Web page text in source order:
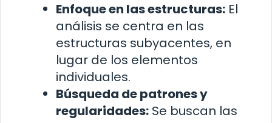
Enfoque en las estructuras: El
análisis se centra en las
estructuras subyacentes, en
lugar de los elementos
individuales.
Búsqueda de patrones y
regularidades: Se buscan las